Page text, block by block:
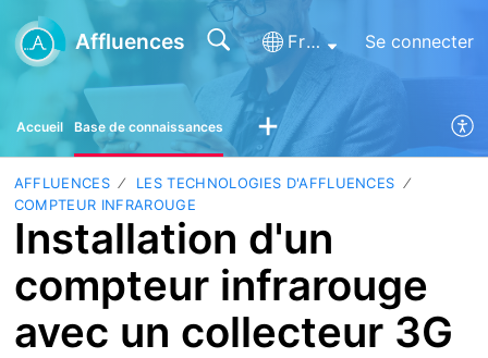
Affluences Français (France) Se connecter
Accueil Base de connaissances
AFFLUENCES
LES TECHNOLOGIES D'AFFLUENCES
COMPTEUR INFRAROUGE
Installation d'un
compteur infrarouge
avec un collecteur 3G